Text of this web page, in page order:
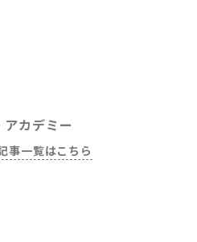
アカデミー
事一覧はこちら